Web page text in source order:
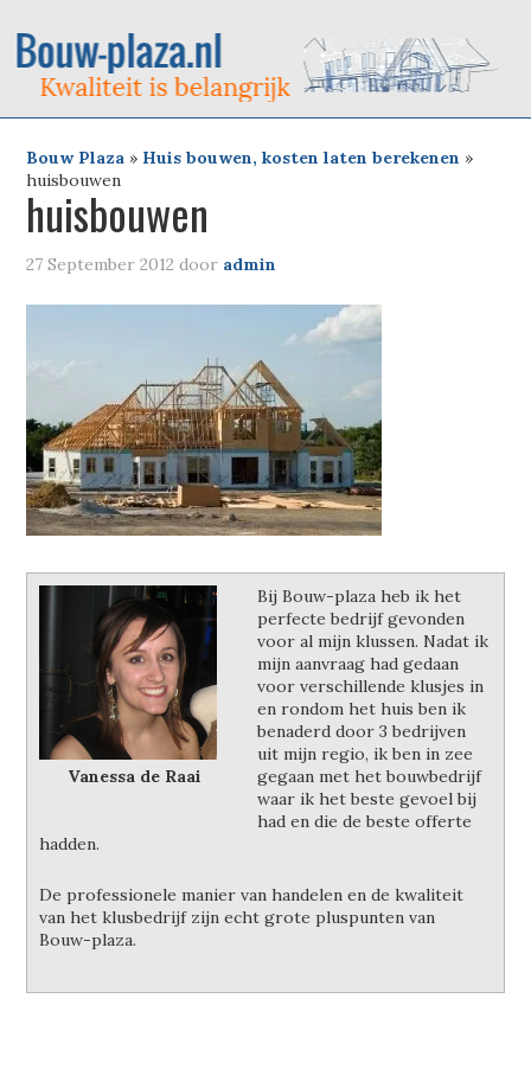
Bouw Plaza » Huis bouwen, kosten laten berekenen »
huisbouwen
huisbouwen
27 September 2012 door admin
Vanessa de Raai
Bij Bouw-plaza heb ik het
perfecte bedrijf gevonden
voor al mijn klussen. Nadat ik
mijn aanvraag had gedaan
voor verschillende klusjes in
en rondom het huis ben ik
benaderd door 3 bedrijven
uit mijn regio, ik ben in zee
gegaan met het bouwbedrijf
waar ik het beste gevoel bij
had en die de beste offerte
hadden.
De professionele manier van handelen en de kwaliteit
van het klusbedrijf zijn echt grote pluspunten van
Bouw-plaza.